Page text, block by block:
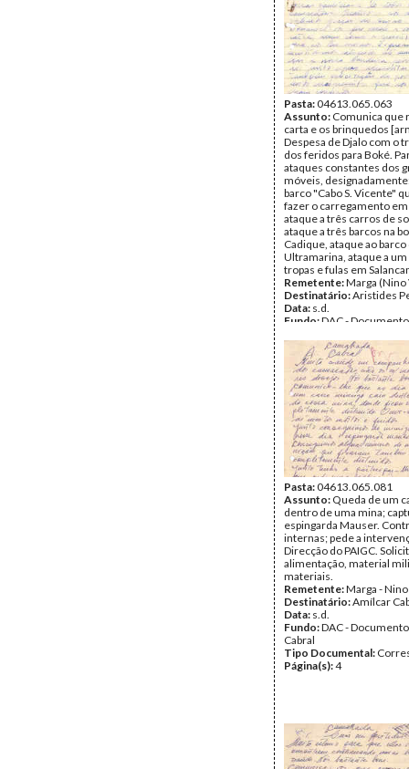
Pasta:04613.065.063
Assunto: Comunica que
carta e os brinquedos
Despesa de Djalo com o
dos feridos para Boké.
ataques constantes dos
móveis,
barco "Cabo S. Vicente"
fazer o carregamento
ataque a três carros de
ataque a três barcos na
Cadique, ataque ao barco
Ultramarina, ataque a
tropas e fulas em
Remetente:Marga (Nino
Destinatário:Aristides
Data: s.d.
Fundo:DAC -
Tipo Documental:
Página(s):10
Pasta:04613.065.081
Assunto: Queda de um
dentro de uma mina;
espingarda Mauser.
internas; pede a
Direcção do PAIGC.
alimentação, material
materiais.
Remetente:Marga -
Destinatário:Amílcar
Data: s.d.
Fundo:DAC -
Cabral
Tipo Documental:
Página(s):4